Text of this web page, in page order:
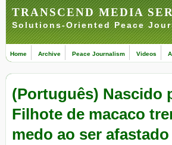
TRANSCEND MEDIA
Solutions-Oriented Peace
Home Archive Peace Journalism Videos
(Português) Nascido
Filhote de macaco
medo ao ser